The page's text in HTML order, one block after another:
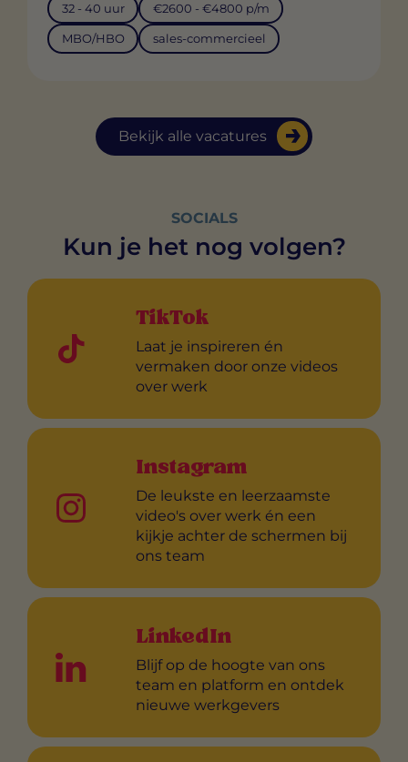
Bekijk alle vacatures
32 - 40 uur €2600 - €4800 p/m
MBO/HBO sales-commercieel
SOCIALS
Kun je het nog volgen?
TikTok
Laat je inspireren én
vermaken door onze videos
over werk
Instagram
De leukste en leerzaamste
video's over werk én een
kijkje achter de schermen bij
ons team
LinkedIn
Blijf op de hoogte van ons
team en platform en ontdek
nieuwe werkgevers